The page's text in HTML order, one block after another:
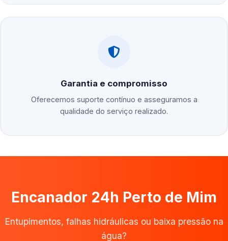
Garantia e compromisso
Oferecemos suporte contínuo e asseguramos a
qualidade do serviço realizado.
Encanador 24h Perto de Mim
Entupimentos, falhas hidráulicas ou baixa pressão na
água?